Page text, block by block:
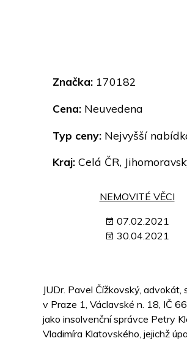
Značka: 170182
Cena: Neuvedena
Typ ceny: Nejvyšší
Kraj: Celá ČR,
NEMOVITÉ VĚCI
07.02.2021
30.04.2021
JUDr. Pavel Čížkovský, advokát,
v Praze 1, Václavské n. 18, IČ
jako insolvenční správce Petry
Vladimíra Klatovského, jejichž